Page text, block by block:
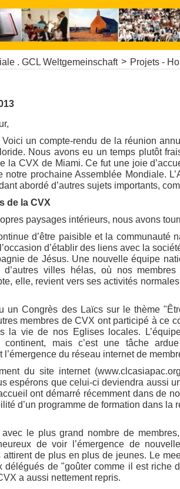
. GCL Weltgemeinschaft > Projets -
un compte-rendu de la réunion
Nous avons eu un temps plutôt
la CVX de Miami. Ce fut une joie
notre prochaine Assemblée Mondiale.
abordé d’autres sujets importants,
de la CVX
paysages intérieurs, nous avons
d’être paisible et la communauté
d’établir des liens avec la
de Jésus. Une nouvelle équipe
villes hélas, où nos
elle, revient vers ses activités
un Congrès des Laïcs sur le thème
membres de CVX ont participé à ce
la vie de nos Eglises locales.
mais c’est une tâche
du réseau internet de
du site internet
espérons que celui-ci deviendra aussi
ont démarré récemment dans de
d’un programme de formation dans
le plus grand nombre de
de voir l’émergence de
de plus en plus de jeunes. Le
délégués de "goûter comme il est
a aussi nettement repris.